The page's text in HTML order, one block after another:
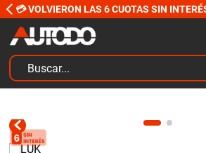
💳 VOLVIERON LAS 6 CUOTAS SIN
Buscar...
1.
2.
amortiguadores